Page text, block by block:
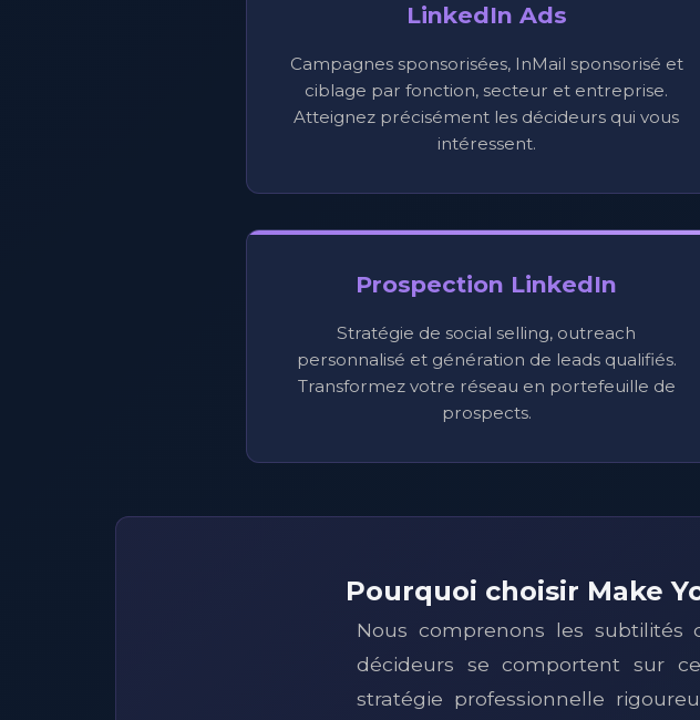
LinkedIn Ads
Campagnes sponsorisées, InMail sponsorisé et
ciblage par fonction, secteur et entreprise.
Atteignez précisément les décideurs qui vous
intéressent.
Prospection LinkedIn
Stratégie de social selling, outreach
personnalisé et génération de leads qualifiés.
Transformez votre réseau en portefeuille de
prospects.
Pourquoi choisir Make
Nous comprenons les
décideurs se comportent sur
stratégie professionnelle